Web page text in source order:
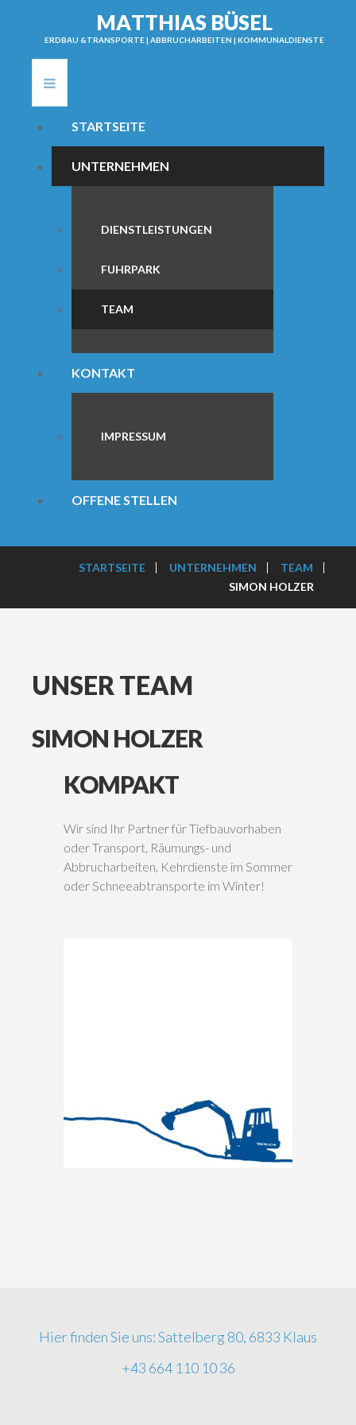
MATTHIAS BÜSEL
ERDBAU &TRANSPORTE | ABBRUCHARBEITEN | KOMMUNALDIENSTE
STARTSEITE
UNTERNEHMEN
DIENSTLEISTUNGEN
FUHRPARK
TEAM
KONTAKT
IMPRESSUM
OFFENE STELLEN
STARTSEITE UNTERNEHMEN
TEAM
SIMON HOLZER
UNSER TEAM
SIMON HOLZER
KOMPAKT
Wir sind Ihr Partner für Tiefbauvorhaben
oder Transport, Räumungs- und
Abbrucharbeiten, Kehrdienste im Sommer
oder Schneeabtransporte im Winter!
Hier finden Sie uns: Sattelberg 80, 6833 Klaus
+43 664 110 10 36